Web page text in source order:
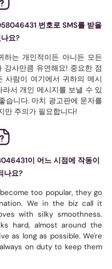
번호로 SMS를 받을
요?
하는 개인적이든 아니든 모든
강사만큼 유연해요! 중요한 점
사람이 여기에서 귀하의 메시
서 개인 메시지를 보낼 수 있
습니다. 마치 광고판에 문자를
만 주의가 필요합니다!
이 어느 시점에 작동이
나요?
too popular, they go
We in the biz call it
with silky smoothness.
hard, almost around the
as long as possible. We're
on duty to keep them